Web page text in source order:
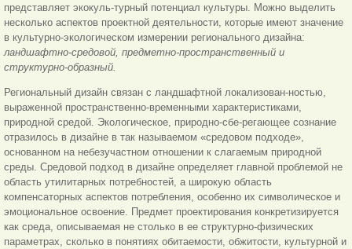
представляет экокуль-турный потенциал культуры. Можно выделить
несколько аспектов проектной деятельности, которые имеют значение
в культурно-экологическом измерении регионального дизайна:
ландшафтно-средовой, предметно-пространственный и
структурно-образный.
Региональный дизайн связан с ландшафтной локализован-ностью,
выраженной пространственно-временными характеристиками,
природной средой. Экологическое, природно-сбе-регающее сознание
отразилось в дизайне в так называемом «средовом подходе»,
основанном на небезучастном отношении к слагаемым природной
среды. Средовой подход в дизайне определяет главной проблемой не
область утилитарных потребностей, а широкую область
компенсаторных аспектов потребления, особенно их символическое и
эмоциональное освоение. Предмет проектирования конкретизируется
как среда, описываемая не столько в ее структурно-физических
параметрах, сколько в понятиях обитаемости, обжитости, культурной и